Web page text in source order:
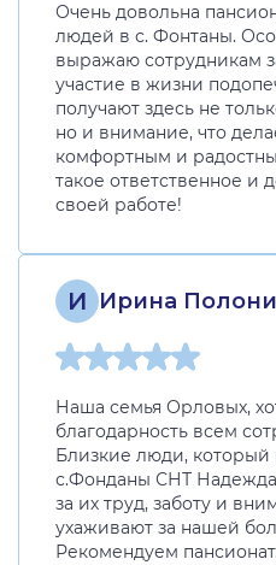
Очень довольна
людей в с. Фонтаны.
выражаю сотрудникам
участие в жизни
получают здесь не
но и внимание, что
комфортным и
такое ответственное и
своей работе!
И Ирина
Наша семья Орловых,
благодарность всем
Близкие люди, который
с.Фонданы СНТ
за их труд, заботу и
ухаживают за нашей
Рекомендуем пансионат.